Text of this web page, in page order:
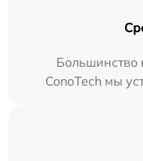
Большинство
ConoTech мы